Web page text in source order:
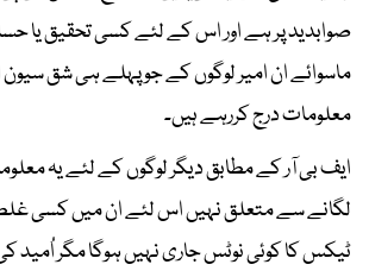
صوابدید پر ہے اور اس کے لئے کسی تحقیق یا
ماسوائے ان امیر لوگوں کے جو پہلے ہی شق
معلومات درج کررہے ہیں۔
ایف بی آر کے مطابق دیگر لوگوں کے لئے یہ
لگانے سے متعلق نہیں اس لئے ان میں کسی
ٹیکس کا کوئی نوٹس جاری نہیں ہوگا مگر اُمید